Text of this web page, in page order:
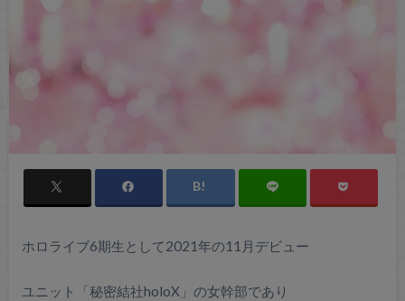
ホロライブ6期生として2021年の11月デビュー
ユニット「秘密結社holoX」の女幹部であり